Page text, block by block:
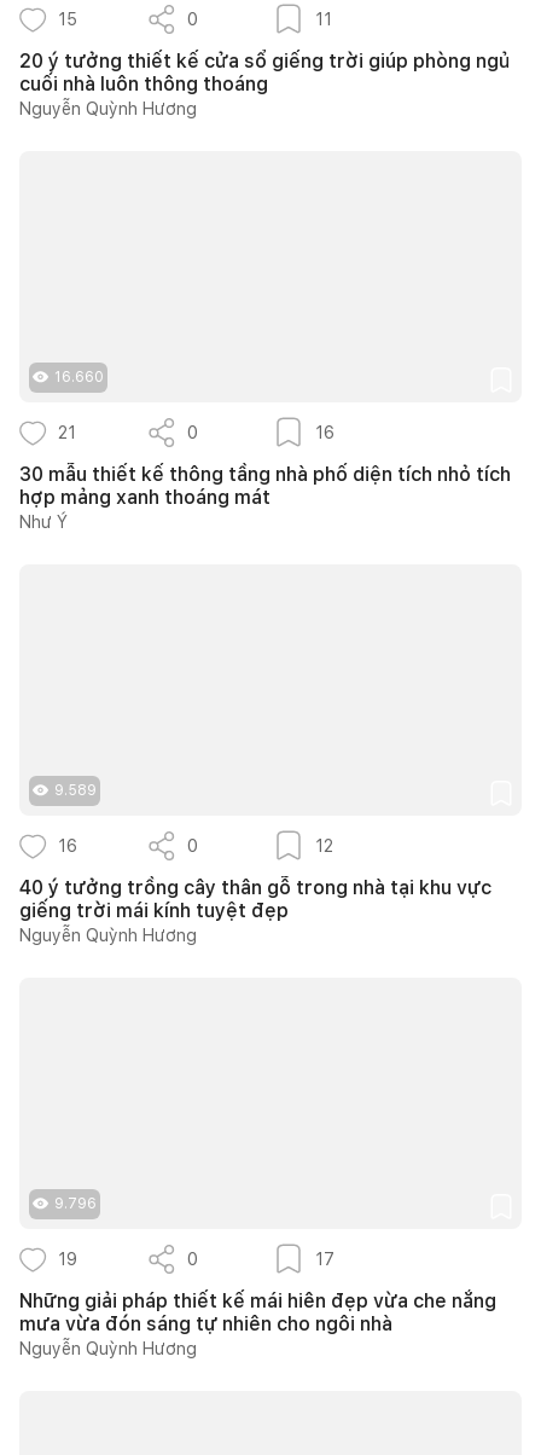
15 0 11
20 ý tưởng thiết kế cửa sổ giếng trời giúp phòng ngủ
cuối nhà luôn thông thoáng
Nguyễn Quỳnh Hương
16.660
21 0 16
30 mẫu thiết kế thông tầng nhà phố diện tích nhỏ tích
hợp mảng xanh thoáng mát
Như Ý
9.589
16 0 12
40 ý tưởng trồng cây thân gỗ trong nhà tại khu vực
giếng trời mái kính tuyệt đẹp
Nguyễn Quỳnh Hương
9.796
19 0 17
Những giải pháp thiết kế mái hiên đẹp vừa che nắng
mưa vừa đón sáng tự nhiên cho ngôi nhà
Nguyễn Quỳnh Hương